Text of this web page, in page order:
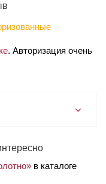
. Авторизация очень
в каталоге